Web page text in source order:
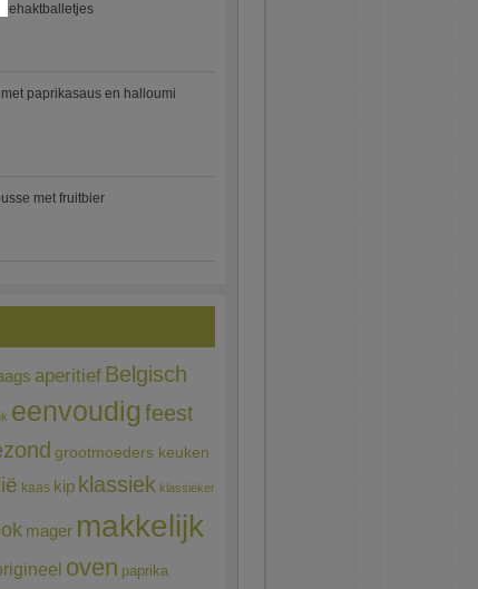
gehaktballetjes
paprikasaus en halloumi
met fruitbier
aperitief Belgisch
eenvoudigfeest
grootmoeders keuken
kaas kip klassiek klassieker
mager makkelijk
oven paprika